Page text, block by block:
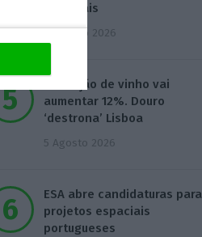
espaciais
4 Agosto 2026
Produção de vinho vai
aumentar 12%. Douro
‘destrona’ Lisboa
5 Agosto 2026
ESA abre candidaturas para
projetos espaciais
portugueses